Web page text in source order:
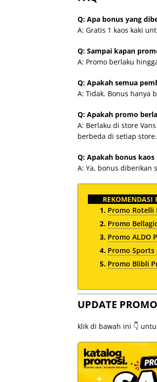
Q: Apa bonus yang
A: Gratis 1 kaos kaki
Q: Sampai kapan
A: Promo berlaku
Q: Apakah semua
A: Tidak. Bonus hanya
Q: Apakah promo
A: Berlaku di store
berbeda di setiap store.
Q: Apakah bonus
A: Ya, bonus diberikan
Promo Rotelli
Promo
Promo ALDO
Promo Sports
Promo Blibli
UPDATE
klik di bawah ini 👇